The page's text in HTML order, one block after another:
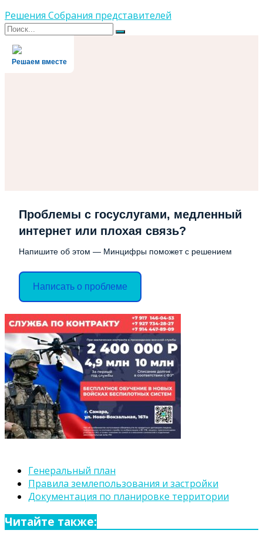
Решения Собрания представителей
Поиск
Поиск
Решаем вместе
Проблемы с госуслугами, медленный
интернет или плохая связь?
Напишите об этом — Минцифры поможет с решением
Написать о проблеме
Генеральный план
Правила землепользования и застройки
Документация по планировке территории
Читайте также: